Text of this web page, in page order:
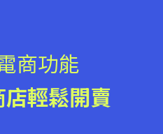
商功能
輕鬆開賣